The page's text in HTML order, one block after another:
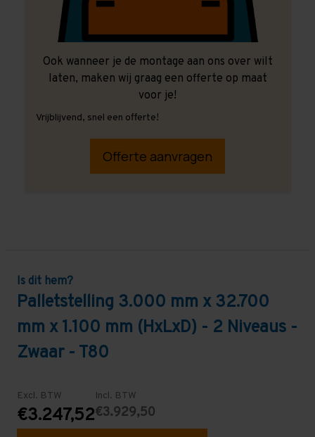
Ook wanneer je de montage aan ons over wilt
laten, maken wij graag een offerte op maat
voor je!
Vrijblijvend, snel een offerte!
Offerte aanvragen
Is dit hem?
Palletstelling 3.000 mm x 32.700
mm x 1.100 mm (HxLxD) - 2 Niveaus -
Zwaar - T80
Excl. BTW
€3.247,52
Incl. BTW
€3.929,50